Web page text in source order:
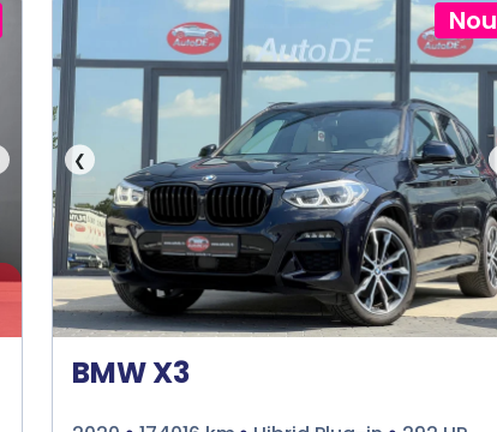
Nou
❮
BMW X3